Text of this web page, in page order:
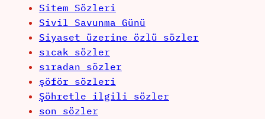
Sitem Sözleri
Sivil Savunma Günü
Siyaset üzerine özlü sözler
sıcak sözler
sıradan sözler
şöför sözleri
Şöhretle ilgili sözler
son sözler